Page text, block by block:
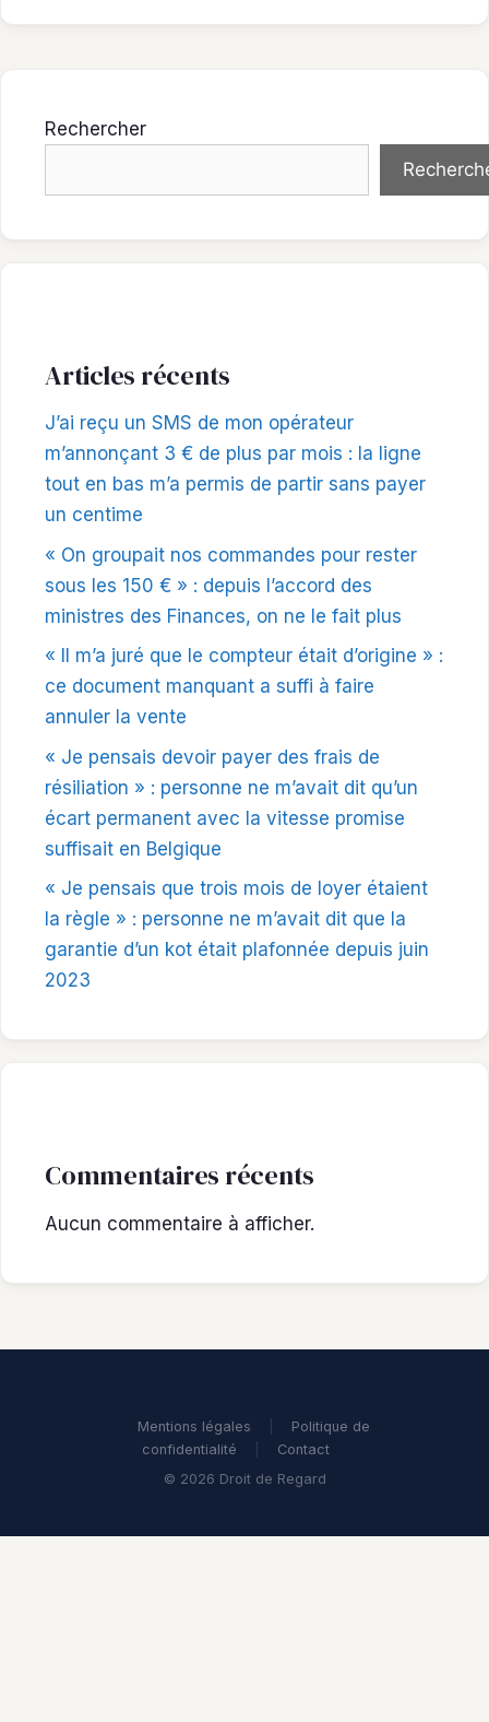
Rechercher
Articles récents
J’ai reçu un SMS de mon opérateur
m’annonçant 3 € de plus par mois : la ligne
tout en bas m’a permis de partir sans payer
un centime
« On groupait nos commandes pour rester
sous les 150 € » : depuis l’accord des
ministres des Finances, on ne le fait plus
« Il m’a juré que le compteur était d’origine » :
ce document manquant a suffi à faire
annuler la vente
« Je pensais devoir payer des frais de
résiliation » : personne ne m’avait dit qu’un
écart permanent avec la vitesse promise
suffisait en Belgique
« Je pensais que trois mois de loyer étaient
la règle » : personne ne m’avait dit que la
garantie d’un kot était plafonnée depuis juin
2023
Commentaires récents
Aucun commentaire à afficher.
Mentions légales
Politique de
confidentialité
Contact
© 2026 Droit de Regard